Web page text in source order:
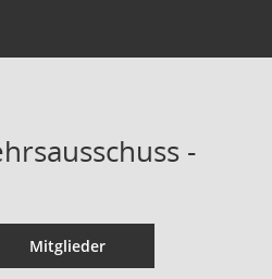
-
Mitglieder